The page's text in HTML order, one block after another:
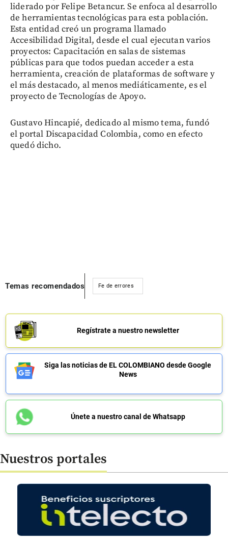
liderado por Felipe Betancur. Se enfoca al desarrollo
de herramientas tecnológicas para esta población.
Esta entidad creó un programa llamado
Accesibilidad Digital, desde el cual ejecutan varios
proyectos: Capacitación en salas de sistemas
públicas para que todos puedan acceder a esta
herramienta, creación de plataformas de software y
el más destacado, al menos mediáticamente, es el
proyecto de Tecnologías de Apoyo.
Gustavo Hincapié, dedicado al mismo tema, fundó
el portal Discapacidad Colombia, como en efecto
quedó dicho.
Temas recomendados Fe de errores
Regístrate a nuestro newsletter
Siga las noticias de EL COLOMBIANO desde Google
News
Únete a nuestro canal de Whatsapp
Nuestros portales